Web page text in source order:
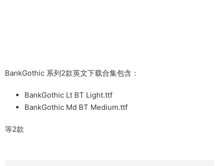
BankGothic 系列2款英文下载合集包含：
BankGothic Lt BT Light.ttf
BankGothic Md BT Medium.ttf
等2款